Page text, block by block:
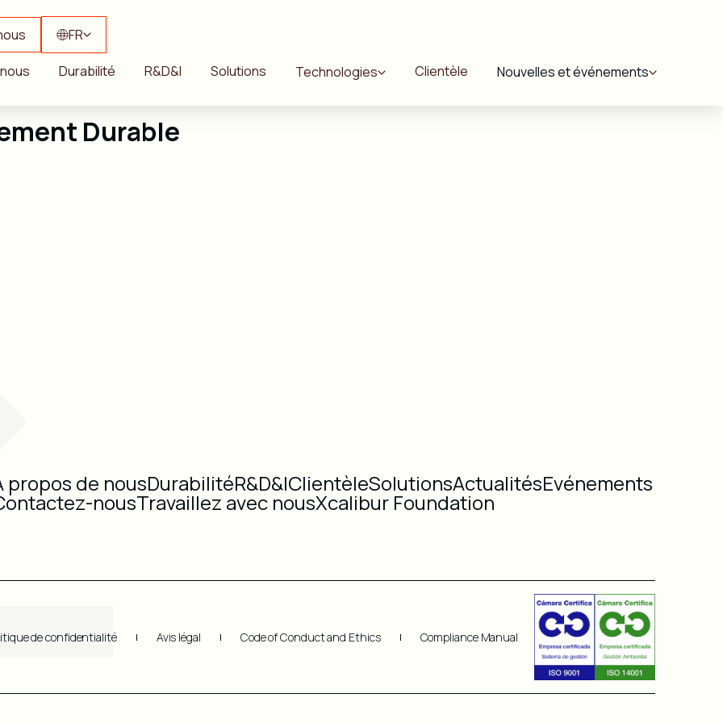
FR
Durabilité R&D&I Solutions Technologies Clientèle Nouvelles et événements
Durable
propos de nousDurabilitéR&D&IClientèleSolutionsActualitésEvénements
nousTravaillez avec nousXcalibur Foundation
de confidentialité Avis légal Code of Conduct and Ethics Compliance Manual